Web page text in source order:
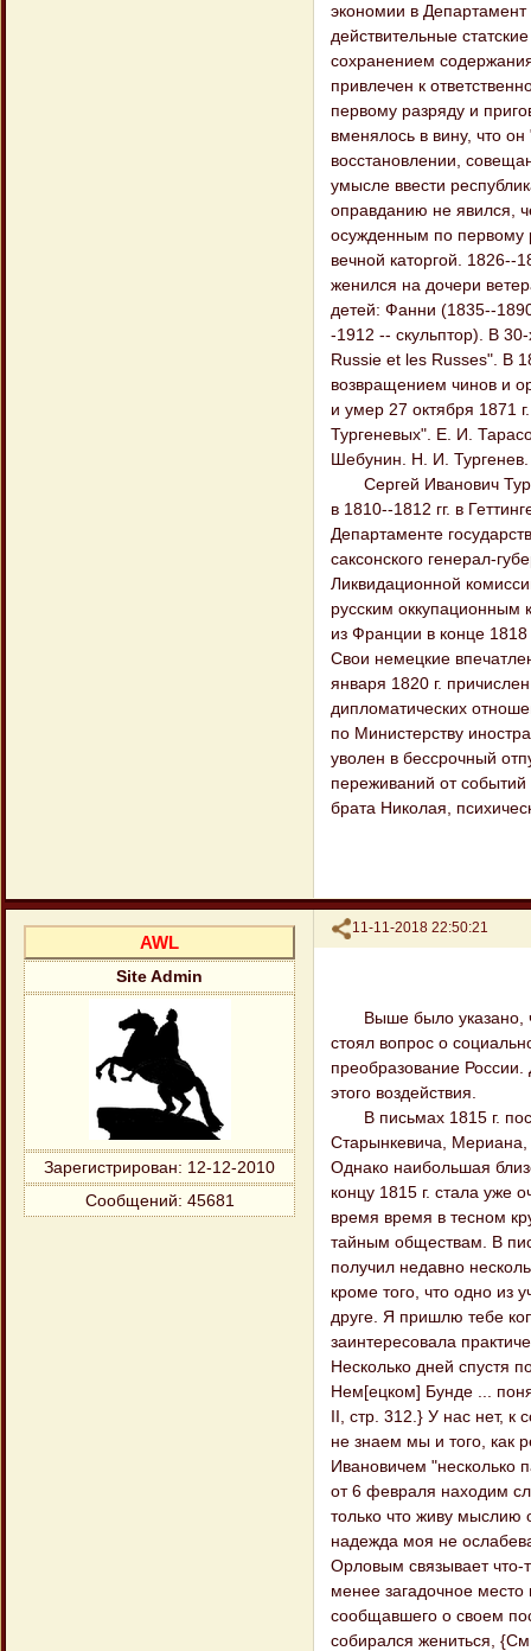
экономии в Департамент
действительные
сохранением
привлечен к
первому разряду и
вменялось в вину, что
восстановлении,
умысле ввести
оправданию не явился,
осужденным по первому
вечной каторгой. 1826--
женился на дочери
детей: Фанни (1835--
-1912 -- скульптор). В
Russie et les Russes". В
возвращением чинов и
и умер 27 октября 1871
Тургеневых". Е. И.
Шебунин. Н. И.
Сергей Иванович
в 1810--1812 гг. в
Департаменте
саксонского генерал-
Ликвидационной
русским оккупационным
из Франции в конце
Свои немецкие
января 1820 г.
дипломатических
по Министерству
уволен в бессрочный
переживаний от
брата Николая,
Поделиться
11-11-2018 22:50:21
AWL
Site Admin
Зарегистрирован: 12-12-2010
Сообщений: 45681
Выше было указано,
стоял вопрос о
преобразование
этого воздействия.
В письмах 1815 г.
Старынкевича, Мериана,
Однако наибольшая
концу 1815 г. стала уже
время время в тесном
тайным обществам. В
получил недавно
кроме того, что одно из
друге. Я пришлю тебе
заинтересовала
Несколько дней спустя
Нем[ецком] Бунде ...
II, стр. 312.} У нас нет,
не знаем мы и того, как
Ивановичем "несколько
от 6 февраля находим
только что живу мыслию
надежда моя не
Орловым связывает
менее загадочное
сообщавшего о своем
собирался жениться,